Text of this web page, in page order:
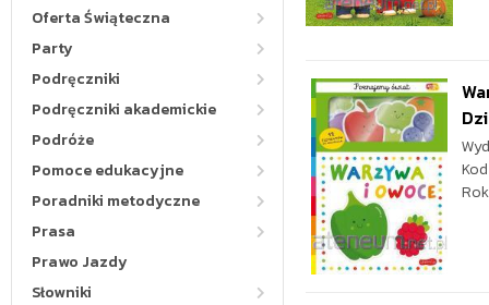
Oferta Świąteczna
Party
Podręczniki
Podręczniki akademickie
Podróże
Pomoce edukacyjne
Poradniki metodyczne
Prasa
Prawo Jazdy
Słowniki